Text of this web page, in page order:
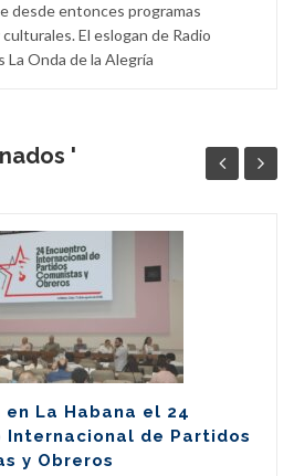
desde entonces programas
El eslogan de Radio
La Onda de la Alegría
'
en La Habana el 24
Internacional de Partidos
y Obreros